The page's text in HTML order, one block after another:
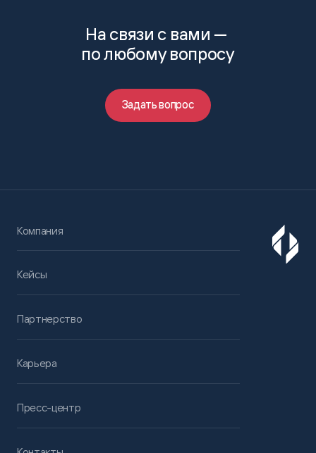
На связи с вами —
по любому вопросу
Задать вопрос
Компания
Кейсы
Партнерство
Карьера
Пресс-центр